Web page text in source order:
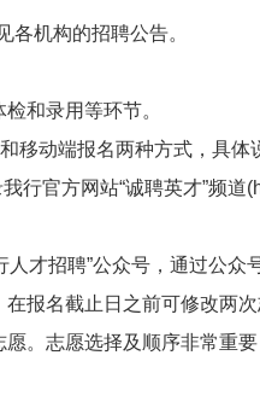
机构的招聘公告。
和录用等环节。
动端报名两种方式，具体
官方网站“诚聘英才”频道
招聘”公众号，通过公众号
名截止日之前可修改两次
。志愿选择及顺序非常重